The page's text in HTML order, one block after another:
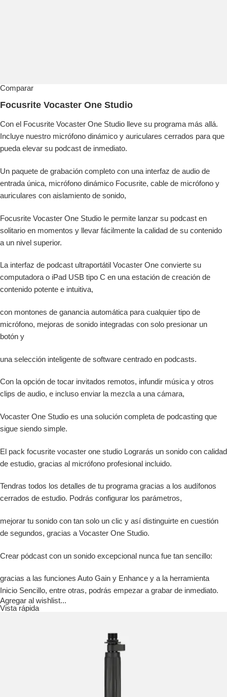
Comparar
Focusrite Vocaster One Studio
Con el Focusrite Vocaster One Studio lleve su programa más allá.
Incluye nuestro micrófono dinámico y auriculares cerrados para que
pueda elevar su podcast de inmediato.
Un paquete de grabación completo con una interfaz de audio de
entrada única, micrófono dinámico Focusrite, cable de micrófono y
auriculares con aislamiento de sonido,
Focusrite Vocaster One Studio le permite lanzar su podcast en
solitario en momentos y llevar fácilmente la calidad de su contenido
a un nivel superior.
La interfaz de podcast ultraportátil Vocaster One convierte su
computadora o iPad USB tipo C en una estación de creación de
contenido potente e intuitiva,
con montones de ganancia automática para cualquier tipo de
micrófono, mejoras de sonido integradas con solo presionar un
botón y
una selección inteligente de software centrado en podcasts.
Con la opción de tocar invitados remotos, infundir música y otros
clips de audio, e incluso enviar la mezcla a una cámara,
Vocaster One Studio es una solución completa de podcasting que
sigue siendo simple.
El pack focusrite vocaster one studio Lograrás un sonido con calidad
de estudio, gracias al micrófono profesional incluido.
Tendras todos los detalles de tu programa gracias a los audífonos
cerrados de estudio. Podrás configurar los parámetros,
mejorar tu sonido con tan solo un clic y así distinguirte en cuestión
de segundos, gracias a Vocaster One Studio.
Crear pódcast con un sonido excepcional nunca fue tan sencillo:
gracias a las funciones Auto Gain y Enhance y a la herramienta
Inicio Sencillo, entre otras, podrás empezar a grabar de inmediato.
Agregar al wishlist...
Vista rápida